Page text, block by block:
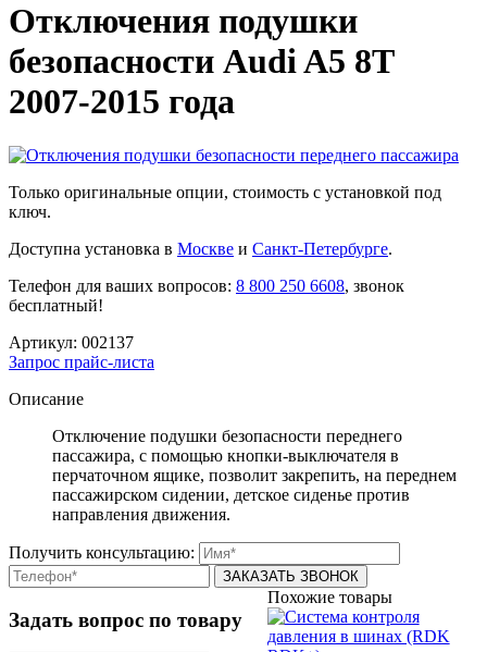
Отключения подушки
безопасности Audi A5 8T
2007-2015 года
Только оригинальные опции, стоимость с установкой под
ключ.
Доступна установка в Москве и Санкт-Петербурге.
Телефон для ваших вопросов: 8 800 250 6608, звонок
бесплатный!
Артикул: 002137
Запрос прайс-листа
Описание
Отключение подушки безопасности переднего
пассажира, с помощью кнопки-выключателя в
перчаточном ящике, позволит закрепить, на переднем
пассажирском сидении, детское сиденье против
направления движения.
Получить консультацию:
Задать вопрос по товару
Похожие товары